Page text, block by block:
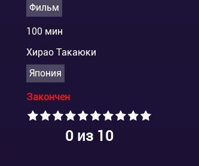
Фильм
100 мин
Хирао Такаюки
Япония
Закончен
0из 10